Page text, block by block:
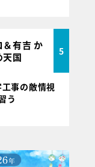
＆有吉 か
天国
5
事の敵情視
う